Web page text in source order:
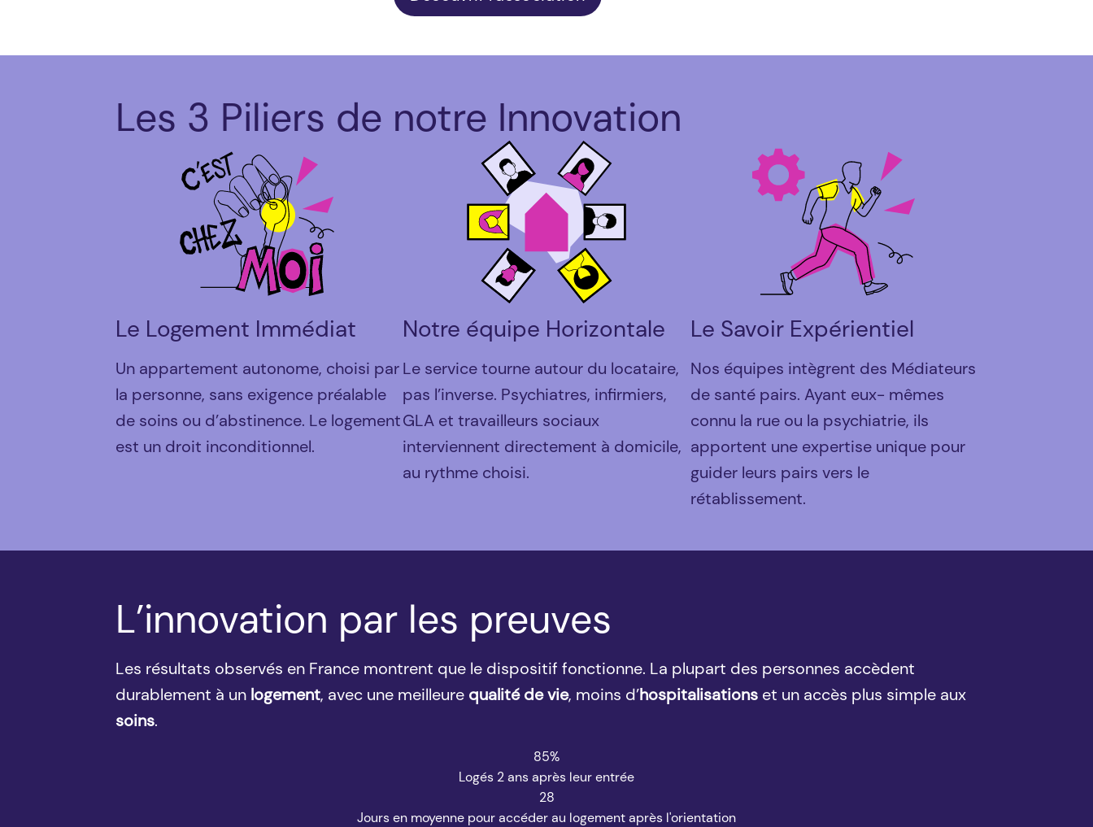
Les 3 Piliers de notre Innovation
Le Logement Immédiat
Un appartement autonome, choisi par
la personne, sans exigence préalable
de soins ou d’abstinence. Le logement
est un droit inconditionnel.
Notre équipe Horizontale
Le service tourne autour du locataire,
pas l’inverse. Psychiatres, infirmiers,
GLA et travailleurs sociaux
interviennent directement à domicile,
au rythme choisi.
Le Savoir Expérientiel
Nos équipes intègrent des Médiateurs
de santé pairs. Ayant eux- mêmes
connu la rue ou la psychiatrie, ils
apportent une expertise unique pour
guider leurs pairs vers le
rétablissement.
L’innovation par les preuves
Les résultats observés en France montrent que le dispositif fonctionne. La plupart des personnes accèdent
durablement à un logement, avec une meilleure qualité de vie, moins d’hospitalisationset un accès plus simple aux
soins.
85%
Logés 2 ans après leur entrée
28
Jours en moyenne pour accéder au logement après l'orientation